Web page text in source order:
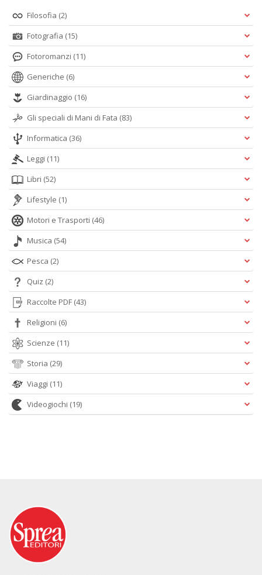
Filosofia (2)
Fotografia (15)
Fotoromanzi (11)
Generiche (6)
Giardinaggio (16)
Gli speciali di Mani di Fata (83)
Informatica (36)
Leggi (11)
Libri (52)
Lifestyle (1)
Motori e Trasporti (46)
Musica (54)
Pesca (2)
Quiz (2)
Raccolte PDF (43)
Religioni (6)
Scienze (11)
Storia (29)
Viaggi (11)
Videogiochi (19)